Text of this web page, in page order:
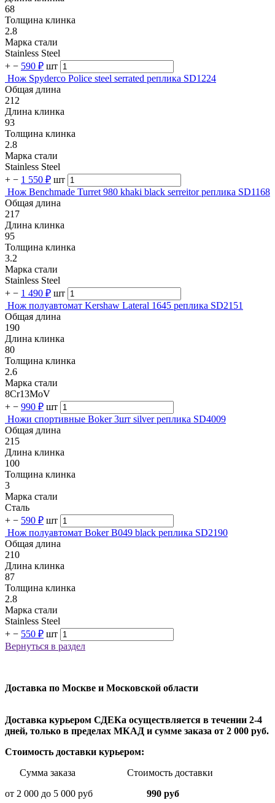
68
Толщина клинка
2.8
Марка стали
Stainless Steel
+ − 590 ₽ шт
Нож Spyderco Police steel serrated реплика SD1224
Общая длина
212
Длина клинка
93
Толщина клинка
2.8
Марка стали
Stainless Steel
+ − 1 550 ₽ шт
Нож Benchmade Turret 980 khaki black serreitor реплика SD1168
Общая длина
217
Длина клинка
95
Толщина клинка
3.2
Марка стали
Stainless Steel
+ − 1 490 ₽ шт
Нож полуавтомат Kershaw Lateral 1645 реплика SD2151
Общая длина
190
Длина клинка
80
Толщина клинка
2.6
Марка стали
8Cr13MoV
+ − 990 ₽ шт
Ножи спортивные Boker 3шт silver реплика SD4009
Общая длина
215
Длина клинка
100
Толщина клинка
3
Марка стали
Сталь
+ − 590 ₽ шт
Нож полуавтомат Boker B049 black реплика SD2190
Общая длина
210
Длина клинка
87
Толщина клинка
2.8
Марка стали
Stainless Steel
+ − 550 ₽ шт
Вернуться в раздел
Доставка по Москве и Московской области
Доставка курьером СДЕКа осуществляется в течении 2-4
дней, только в пределах МКАД и сумме заказа от 2 000 руб.
Стоимость доставки курьером:
Сумма заказа Стоимость доставки
от 2 000 до 5 000 руб
990 руб